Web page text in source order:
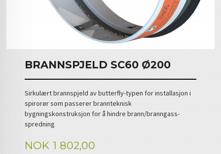
BRANNSPJELD SC60 Ø200
Sirkulært brannspjeld av butterﬂy-typen for installasjon i
spirorør som passerer brannteknisk
bygningskonstruksjon for å hindre brann/branngass-
spredning
Pris
NOK 1 802,00